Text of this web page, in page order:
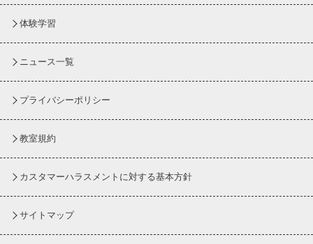
体験学習
ニュース一覧
プライバシーポリシー
教室規約
カスタマーハラスメントに対する基本方針
サイトマップ